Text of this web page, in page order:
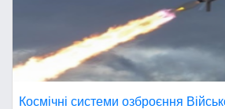
Космічні системи озброєння